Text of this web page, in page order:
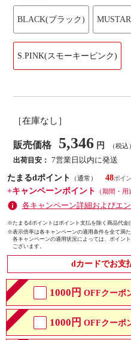
BLACK(ブラック)
S.PINK(スモーキーピンク)
［在庫なし］
販売価格 5,346 円 （税込）
出荷目安： 7営業日以内に発送
たまるdポイント
（通常）
48
+キャンペーンポイント
（期間・用
各キャンペーン詳細およびエ
※たまるdポイントはポイント支払を除く商品代金(
※表示倍率は各キャンペーンの適用条件を全て満
各キャンペーンの適用状況によっては、ポイン
ございます。
dカードでお支
1000円 OFFクーポ
1000円 OFFクーポ